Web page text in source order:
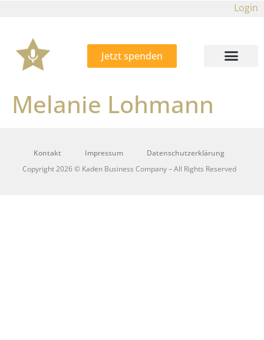
Login
Jetzt spenden
Melanie Lohmann
Kontakt Impressum
Datenschutzerklärung
Copyright 2026 © Kaden Business Company – All Rights Reserved